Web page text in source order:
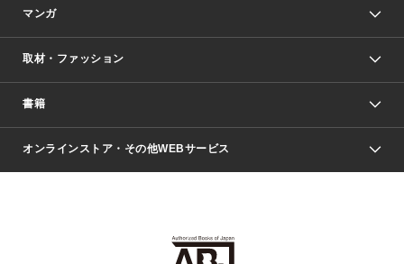
マンガ
少年マンガ
Vジャンプ
週刊ヤングジャンプ
少女マンガ
取材・ファッション
Seventeen
芸能・情報・スポーツ
書籍
文芸・文庫・総合
ライトノベル・ノベライズ
オンラインストア・その他WEBサービス